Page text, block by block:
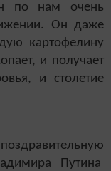
по нам очень
Он даже
картофелину
и получает
и столетие
Путина